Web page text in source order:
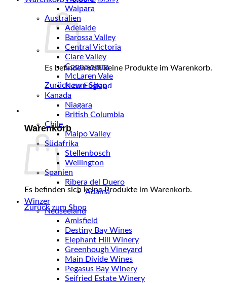
Es befinden sich keine Produkte im Warenkorb.
Zurück zum Shop
Warenkorb
Es befinden sich keine Produkte im Warenkorb.
Zurück zum Shop
Waipara
Australien
Adelaide
Barossa Valley
Central Victoria
Clare Valley
Coonawarra
McLaren Vale
New England
Kanada
Niagara
British Columbia
Chile
Maipo Valley
Südafrika
Stellenbosch
Wellington
Spanien
Ribera del Duero
Adamá
Winzer
Neuseeland
Amisfield
Destiny Bay Wines
Elephant Hill Winery
Greenhough Vineyard
Main Divide Wines
Pegasus Bay Winery
Seifried Estate Winery